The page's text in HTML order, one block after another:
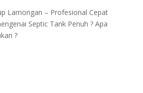
Lamongan – Profesional Cepat
Septic Tank Penuh ? Apa
?